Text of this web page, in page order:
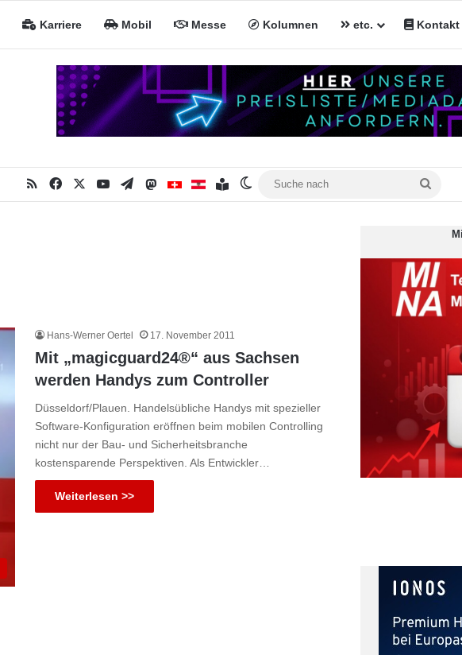
Karriere Mobil Messe Kolumnen etc. Kontakt
RSS Facebook YouTubeTelegramMastodonMiNa CHMiNa ATInhaltsverzeichnis
Skin umschalten
Hans-Werner Oertel 17. November 2011
Mit „magicguard24®“ aus Sachsen
werden Handys zum Controller
Düsseldorf/Plauen. Handelsübliche Handys mit spezieller
Software-Konfiguration eröffnen beim mobilen Controlling
nicht nur der Bau- und Sicherheitsbranche
kostensparende Perspektiven. Als Entwickler…
Weiterlesen >>